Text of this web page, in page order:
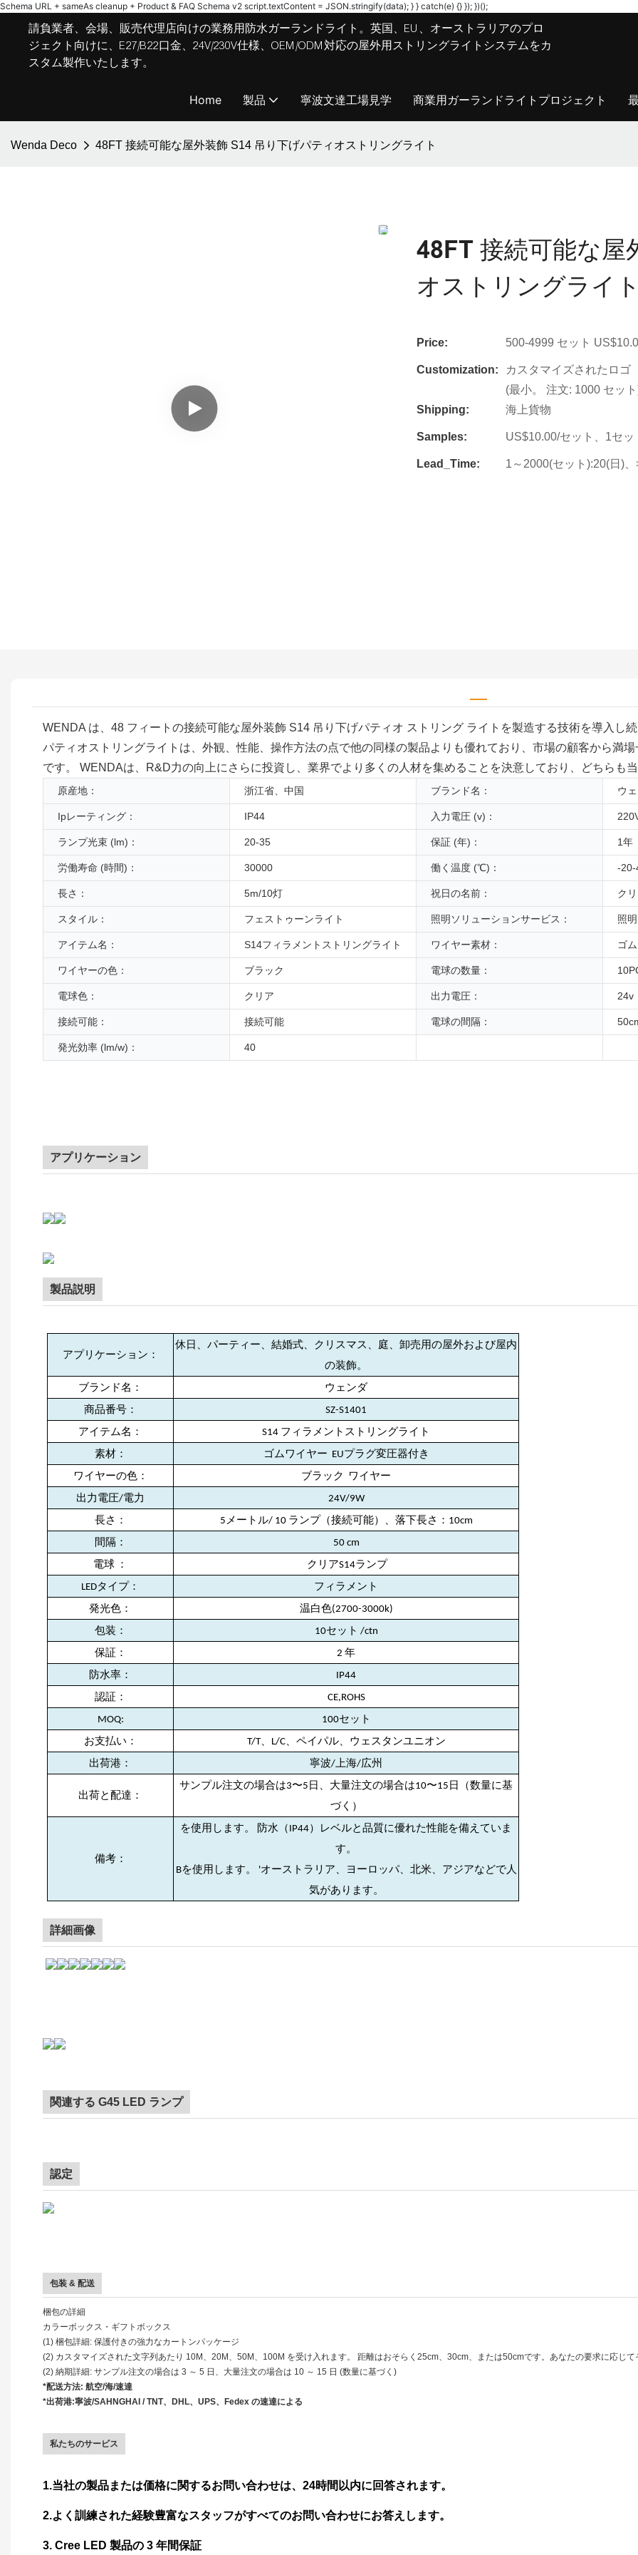
Schema URL + sameAs cleanup + Product & FAQ Schema v2 script.textContent = JSON.stringify(data); } } catch(e) {} }); })();
請負業者、会場、販売代理店向けの業務用防水ガーランドライト。英国、EU、オーストラリアのプロ
ジェクト向けに、E27/B22口金、24V/230V仕様、OEM/ODM対応の屋外用ストリングライトシステムをカ
スタム製作いたします。
Home 製品 寧波文達工場見学 商業用ガーランドライトプロジェクト
Wenda Deco 48FT 接続可能な屋外装飾 S14 吊り下げパティオストリングライト
48FT 接続可能な屋
オストリングライ
Price: 500-4999 セット
Customization:
カスタマイズされたロゴ
(最小。 注文: 1000 セッ
Shipping:
海上貨物
Samples: US$10.00/セット、1セ
Lead_Time: 1～2000(セット):20(日)
WENDA は、48 フィートの接続可能な屋外装飾 S14 吊り下げパティオ ストリング ライトを製造する技術を導入し
パティオストリングライトは、外観、性能、操作方法の点で他の同様の製品よりも優れており、市場の顧客から満
です。 WENDAは、R&D力の向上にさらに投資し、業界でより多くの人材を集めることを決意しており、どちらも
原産地： 浙江省、中国 ブランド名： ウ
Ipレーティング： IP44 入力電圧 (v)：
ランプ光束 (lm)： 20-35 保証 (年)： 1年
労働寿命 (時間)： 30000 働く温度 (℃)： -20-
長さ： 5m/10灯 祝日の名前： ク
スタイル： フェストゥーンライト 照明ソリューションサービス： 照
アイテム名： S14フィラメントストリングライト ワイヤー素材： ゴ
ワイヤーの色： ブラック 電球の数量：
電球色： クリア 出力電圧： 24v
接続可能： 接続可能 電球の間隔：
発光効率 (lm/w)： 40
アプリケーション
製品説明
アプリケーション：
休日、パーティー、結婚式、クリスマス、庭、卸売用の屋外および屋内
の装飾。
ブランド名： ウェンダ
商品番号： SZ-S1401
アイテム名： S14 フィラメントストリングライト
素材： ゴムワイヤー EUプラグ変圧器付き
ワイヤーの色： ブラック ワイヤー
出力電圧/電力 24V/9W
長さ： 5メートル/ 10 ランプ（接続可能）、落下長さ：10cm
間隔： 50 cm
電球 ： クリアS14ランプ
LEDタイプ： フィラメント
発光色： 温白色(2700-3000k)
包装： 10セット /ctn
保証： 2 年
防水率： IP44
認証： CE,ROHS
MOQ: 100セット
お支払い： T/T、L/C、ペイパル、ウェスタンユニオン
出荷港： 寧波/上海/広州
出荷と配達：
サンプル注文の場合は3〜5日、大量注文の場合は10〜15日（数量に基
づく）
備考：
を使用します。 防水（IP44）レベルと品質に優れた性能を備えていま
す。
Bを使用します。 'オーストラリア、ヨーロッパ、北米、アジアなどで人
気があります。
詳細画像
関連する G45 LED ランプ
認定
包装 & 配送
梱包の詳細
カラーボックス・ギフトボックス
(1) 梱包詳細: 保護付きの強力なカートンパッケージ
(2) カスタマイズされた文字列あたり 10M、20M、50M、100M を受け入れます。 距離はおそらく25cm、30cm、または50cmです。あなたの要求に応じ
(2) 納期詳細: サンプル注文の場合は 3 ～ 5 日、大量注文の場合は 10 ～ 15 日 (数量に基づく)
*配送方法: 航空/海/速達
*出荷港:寧波/SAHNGHAI / TNT、DHL、UPS、Fedex の速達による
私たちのサービス
1.当社の製品または価格に関するお問い合わせは、24時間以内に回答されます。
2.よく訓練された経験豊富なスタッフがすべてのお問い合わせにお答えします。
3. Cree LED 製品の 3 年間保証